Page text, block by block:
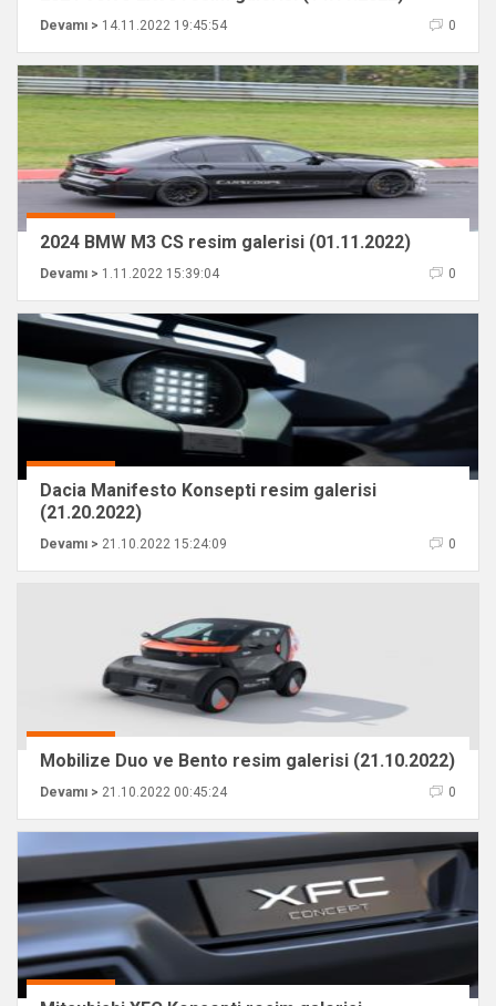
Devamı > 14.11.2022 19:45:54 0
2024 BMW M3 CS resim galerisi (01.11.2022)
Devamı > 1.11.2022 15:39:04 0
Dacia Manifesto Konsepti resim galerisi
(21.20.2022)
Devamı > 21.10.2022 15:24:09 0
Mobilize Duo ve Bento resim galerisi (21.10.2022)
Devamı > 21.10.2022 00:45:24 0